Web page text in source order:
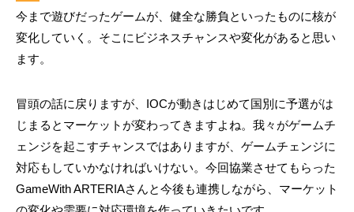
今まで遊びだったゲームが、健全な勝負といったものに核が
変化していく。そこにビジネスチャンスや変化があると思い
ます。
冒頭の話に戻りますが、IOCが動きはじめて国別に予選がは
じまるとマーケットが変わってきますよね。我々がゲームチ
ェンジを起こすチャンスではありますが、ゲームチェンジに
対応もしていかなければいけない。今回協業させてもらった
GameWith ARTERIAさんと今後も連携しながら、マーケット